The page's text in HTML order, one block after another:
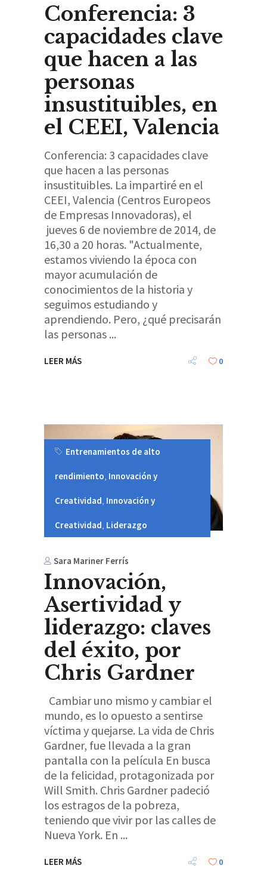
Conferencia: 3
capacidades clave
que hacen a las
personas
insustituibles, en
el CEEI, Valencia
Conferencia: 3 capacidades clave
que hacen a las personas
insustituibles. La impartiré en el
CEEI, Valencia (Centros Europeos
de Empresas Innovadoras), el
jueves 6 de noviembre de 2014, de
16,30 a 20 horas. "Actualmente,
estamos viviendo la época con
mayor acumulación de
conocimientos de la historia y
seguimos estudiando y
aprendiendo. Pero, ¿qué precisarán
las personas
LEER MÁS 0
Entrenamientos de alto
rendimiento, Innovación y
Creatividad, Innovación y
Creatividad, Liderazgo
Sara Mariner Ferrís
Innovación,
Asertividad y
liderazgo: claves
del éxito, por
Chris Gardner
Cambiar uno mismo y cambiar el
mundo, es lo opuesto a sentirse
víctima y quejarse. La vida de Chris
Gardner, fue llevada a la gran
pantalla con la película En busca
de la felicidad, protagonizada por
Will Smith. Chris Gardner padeció
los estragos de la pobreza,
teniendo que vivir por las calles de
Nueva York. En
LEER MÁS 0